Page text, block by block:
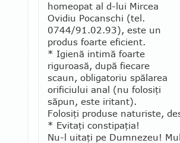
homeopat al d-lui Mircea
Ovidiu Pocanschi (tel.
0744/91.02.93), este un
produs foarte eficient.
* Igienă intimă foarte
riguroasă, după fiecare
scaun, obligatoriu spălarea
orificiului anal (nu fo­losiţi
săpun, este iritant).
Folosiţi produse naturiste,
* Evitaţi constipaţia!
Nu-l uitaţi pe Dumnezeu!